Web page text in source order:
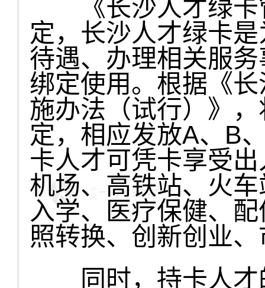
《长沙人才绿卡
定，长沙人才绿卡
待遇、办理相关服
绑定使用。根据《
施办法（试行）》
定，相应发放A、B
卡人才可凭卡享受
机场、高铁站、火
入学、医疗保健、
照转换、创新创业
同时，持卡人才